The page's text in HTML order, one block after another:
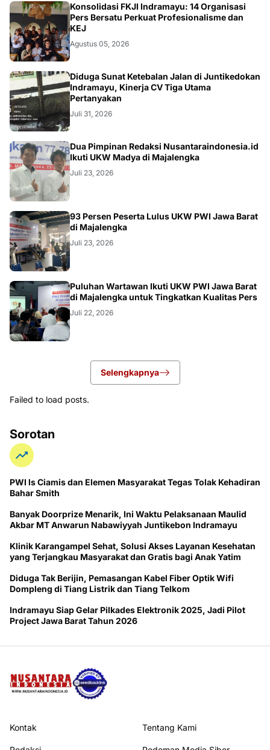
Konsolidasi FKJI Indramayu: 14 Organisasi
Pers Bersatu Perkuat Profesionalisme dan
KEJ
Agustus 05, 2026
KRIMINAL
Diduga Sunat Ketebalan Jalan di Juntikedokan
Indramayu, Kinerja CV Tiga Utama
Pertanyakan
Juli 31, 2026
Dua Pimpinan Redaksi Nusantaraindonesia.id
Ikuti UKW Madya di Majalengka
Juli 23, 2026
93 Persen Peserta Lulus UKW PWI Jawa Barat
di Majalengka
Juli 23, 2026
Puluhan Wartawan Ikuti UKW PWI Jawa Barat
di Majalengka untuk Tingkatkan Kualitas Pers
Juli 22, 2026
Selengkapnya
Failed to load posts.
Sorotan
PWI ls Ciamis dan Elemen Masyarakat Tegas Tolak Kehadiran
Bahar Smith
Banyak Doorprize Menarik, Ini Waktu Pelaksanaan Maulid
Akbar MT Anwarun Nabawiyyah Juntikebon Indramayu
Klinik Karangampel Sehat, Solusi Akses Layanan Kesehatan
yang Terjangkau Masyarakat dan Gratis bagi Anak Yatim
Diduga Tak Berijin, Pemasangan Kabel Fiber Optik Wifi
Dompleng di Tiang Listrik dan Tiang Telkom
Indramayu Siap Gelar Pilkades Elektronik 2025, Jadi Pilot
Project Jawa Barat Tahun 2026
Kontak Tentang Kami